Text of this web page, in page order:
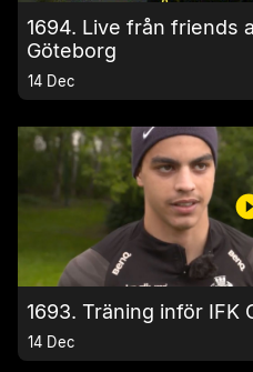
1694. Live från friends
Göteborg
14 Dec
1693. Träning inför IFK
14 Dec